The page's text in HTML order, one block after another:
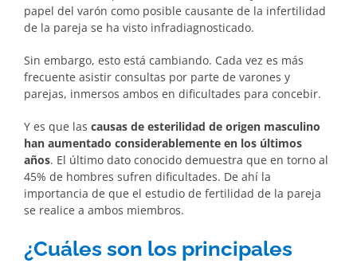
papel del varón como posible causante de la infertilidad
de la pareja se ha visto infradiagnosticado.
Sin embargo, esto está cambiando. Cada vez es más
frecuente asistir consultas por parte de varones y
parejas, inmersos ambos en dificultades para concebir.
Y es que las causas de esterilidad de origen masculino
han aumentado considerablemente en los últimos
años. El último dato conocido demuestra que en torno al
45% de hombres sufren dificultades. De ahí la
importancia de que el estudio de fertilidad de la pareja
se realice a ambos miembros.
¿Cuáles son los principales